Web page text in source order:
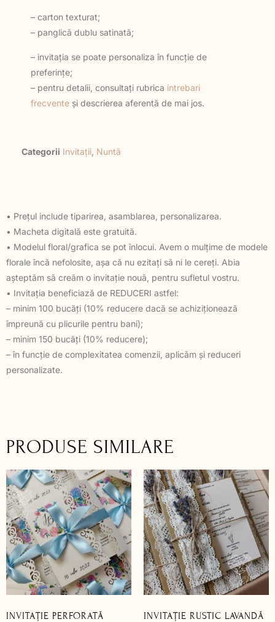
– carton texturat;
– panglică dublu satinată;
– invitația se poate personaliza în funcție de
preferințe;
– pentru detalii, consultați rubrica intrebari
frecvente și descrierea aferentă de mai jos.
Categorii Invitații Nuntă
• Prețul include tiparirea, asamblarea, personalizarea.
• Macheta digitală este gratuită.
• Modelul floral/grafica se pot înlocui. Avem o mulțime de modele
florale încă nefolosite, așa că nu ezitați să ni le cereți. Abia
așteptăm să creăm o invitație nouă, pentru sufletul vostru.
• Invitația beneficiază de REDUCERI astfel:
– minim 100 bucăți (10% reducere dacă se achiziționează
împreună cu plicurile pentru bani);
– minim 150 bucăți (10% reducere);
– în funcție de complexitatea comenzii, aplicăm și reduceri
personalizate.
PRODUSE SIMILARE
INVITAȚIE PERFORATĂ
INVITAȚIE RUSTIC LAVANDĂ